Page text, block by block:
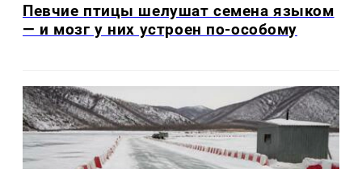
Певчие птицы шелушат семена языком
— и мозг у них устроен по-особому